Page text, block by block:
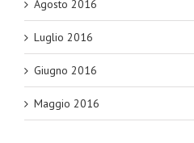
Agosto 2016
Luglio 2016
Giugno 2016
Maggio 2016